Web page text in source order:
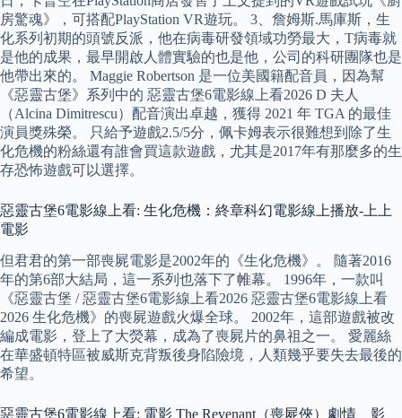
房驚魂》，可搭配PlayStation VR遊玩。 3、詹姆斯.馬庫斯，生
化系列初期的頭號反派，他在病毒研發領域功勞最大，T病毒就
是他的成果，最早開啟人體實驗的也是他，公司的科研團隊也是
他帶出來的。 Maggie Robertson 是一位美國籍配音員，因為幫
《惡靈古堡》系列中的 惡靈古堡6電影線上看2026 D 夫人
（Alcina Dimitrescu）配音演出卓越，獲得 2021 年 TGA 的最佳
演員獎殊榮。 只給予遊戲2.5/5分，佩卡姆表示很難想到除了生
化危機的粉絲還有誰會買這款遊戲，尤其是2017年有那麼多的生
存恐怖遊戲可以選擇。
惡靈古堡6電影線上看: 生化危機：終章科幻電影線上播放-上上
電影
但君君的第一部喪屍電影是2002年的《生化危機》。 隨著2016
年的第6部大結局，這一系列也落下了帷幕。 1996年，一款叫
《惡靈古堡 / 惡靈古堡6電影線上看2026 惡靈古堡6電影線上看
2026 生化危機》的喪屍遊戲火爆全球。 2002年，這部遊戲被改
編成電影，登上了大熒幕，成為了喪屍片的鼻祖之一。 愛麗絲
在華盛頓特區被威斯克背叛後身陷險境，人類幾乎要失去最後的
希望。
惡靈古堡6電影線上看: 電影 The Revenant（喪屍俠）劇情、影